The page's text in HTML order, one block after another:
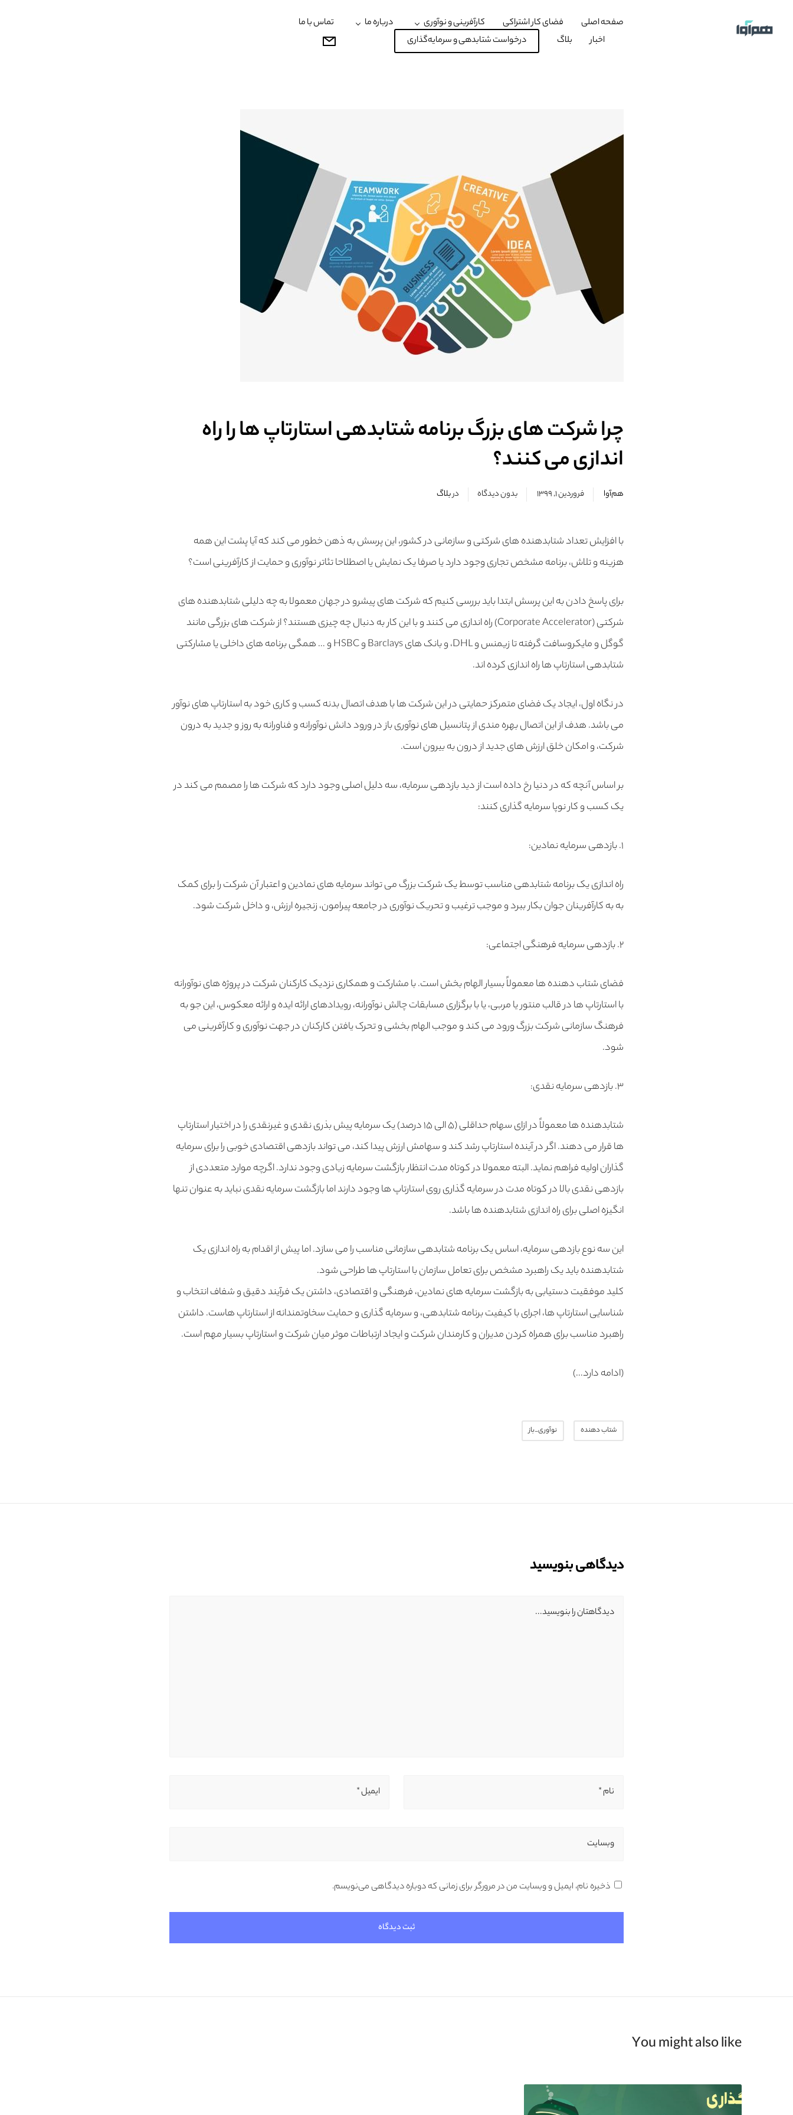
صفحه اصلی فضای کار اشتراکی کارآفرینی و نوآوری درباره ما
تماس با ما
اخبار
بلاگ درخواست شتابدهی و سرمایه‌گذاری
چرا شرکت های بزرگ برنامه شتابدهی استارتاپ ها را راه
اندازی می کنند؟
هم‌آوا فروردین ۱, ۱۳۹۹ بدون دیدگاه دربلاگ
با افزایش تعداد شتابدهنده های شرکتی و سازمانی در کشور،‌ این پرسش به ذهن خطور می کند که آیا پشت این همه
هزینه و تلاش، برنامه مشخص تجاری وجود دارد یا صرفا یک نمایش یا اصطلاحا تئاتر نوآوری و حمایت از کارآفرینی است؟
برای پاسخ دادن به این پرسش ابتدا باید بررسی کنیم که شرکت های پیشرو در جهان معمولا به چه دلیلی شتابدهنده های
شرکتی(Corporate Accelerator)
راه اندازی می کنند و با این کار به دنبال چه چیزی هستند؟ از شرکت های بزرگی مانند
گوگل و مایکروسافت گرفته تا زیمنس وDHL، و بانک هایBarclaysوHSBCو … همگی برنامه های داخلی یا مشارکتی
شتابدهی استارتاپ ها راه اندازی کرده اند.
در نگاه اول، ایجاد یک فضای متمرکز حمایتی در این شرکت ها با هدف اتصال بدنه کسب و کاری خود به استارتاپ های نوآور
می باشد. هدف از این اتصال بهره مندی از پتانسیل های نوآوری باز در ورود دانش نوآورانه و فناورانه به روز و جدید به درون
شرکت، و امکان خلق ارزش های جدید از درون به بیرون است.
بر اساس آنچه که در دنیا رخ داده است از دید بازدهی سرمایه، سه دلیل اصلی وجود دارد که شرکت ها را مصمم می کند در
یک کسب و کار نوپا سرمایه گذاری کنند:
۱.بازدهی سرمایه نمادین:
راه اندازی یک برنامه شتابدهی مناسب توسط یک شرکت بزرگ می تواند سرمایه های نمادین و اعتبار آن شرکت را برای کمک
به به کارآفرینان جوان بکار ببرد و موجب ترغیب و تحریک نوآوری در جامعه پیرامون، زنجیره ارزش، و داخل شرکت شود.
۲. بازدهی سرمایه فرهنگی اجتماعی:
فضای شتاب دهنده ها معمولاً بسیار الهام بخش است. با مشارکت و همکاری نزدیک کارکنان شرکت در پروژه های نوآورانه
با استارتاپ ها در قالب منتور یا مربی، یا با برگزاری مسابقات چالش نوآورانه، رویدادهای ارائه ایده و ارائه معکوس، این جو به
فرهنگ سازمانی شرکت بزرگ ورود می کند و موجب الهام بخشی و تحرک یافتن کارکنان در جهت نوآوری و کارآفرینی می
شود.
۳. بازدهی سرمایه نقدی:
شتابدهنده ها معمولاً در ازای سهام حداقلی (۵ الی ۱۵ درصد) یک سرمایه پیش بذری نقدی و غیرنقدی را در اختیار استارتاپ
ها قرار می دهند. اگر در آینده استارتاپ رشد کند و سهامش ارزش پیدا کند، می تواند بازدهی اقتصادی خوبی را برای سرمایه
گذاران اولیه فراهم نماید. البته معمولا در کوتاه مدت انتظار بازگشت سرمایه زیادی وجود ندارد. اگرچه موارد متعددی از
بازدهی نقدی بالا در کوتاه مدت در سرمایه گذاری روی استارتاپ ها وجود دارند اما بازگشت سرمایه نقدی نباید به عنوان تنها
انگیزه اصلی برای راه اندازی شتابدهنده ها باشد.
این سه نوع بازدهی سرمایه، اساس یک برنامه شتابدهی سازمانی مناسب را می سازد. اما پیش از اقدام به راه اندازی یک
شتابدهنده باید یک راهبرد مشخص برای تعامل سازمان با استارتاپ ها طراحی شود.
کلید موفقیت دستیابی به بازگشت سرمایه های نمادین، فرهنگی و اقتصادی، داشتن یک فرآیند دقیق و شفاف انتخاب و
شناسایی استارتاپ ها، اجرای با کیفیت برنامه شتابدهی، و سرمایه گذاری و حمایت سخاوتمندانه از استارتاپ هاست. داشتن
راهبرد مناسب برای همراه کردن مدیران و کارمندان شرکت و ایجاد ارتباطات موثر میان شرکت و استارتاپ بسیار مهم است.
(ادامه دارد…)
شتاب دهنده نوآوری_باز
دیدگاهی بنویسید
دیدگاهتان را بنویسید...
نام * ایمیل *
وبسایت
ذخیره نام، ایمیل و وبسایت من در مرورگر برای زمانی که دوباره دیدگاهی می‌نویسم.
You might also like